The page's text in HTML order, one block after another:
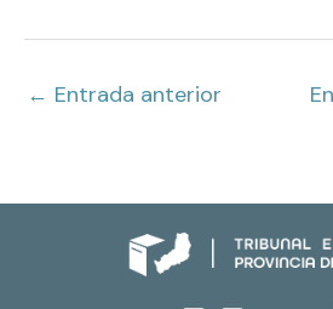
← Entrada anterior